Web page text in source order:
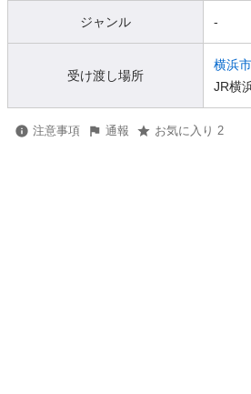
ジャンル -
受け渡し場所
横浜市
JR横
注意事項 通報 お気に入り 2